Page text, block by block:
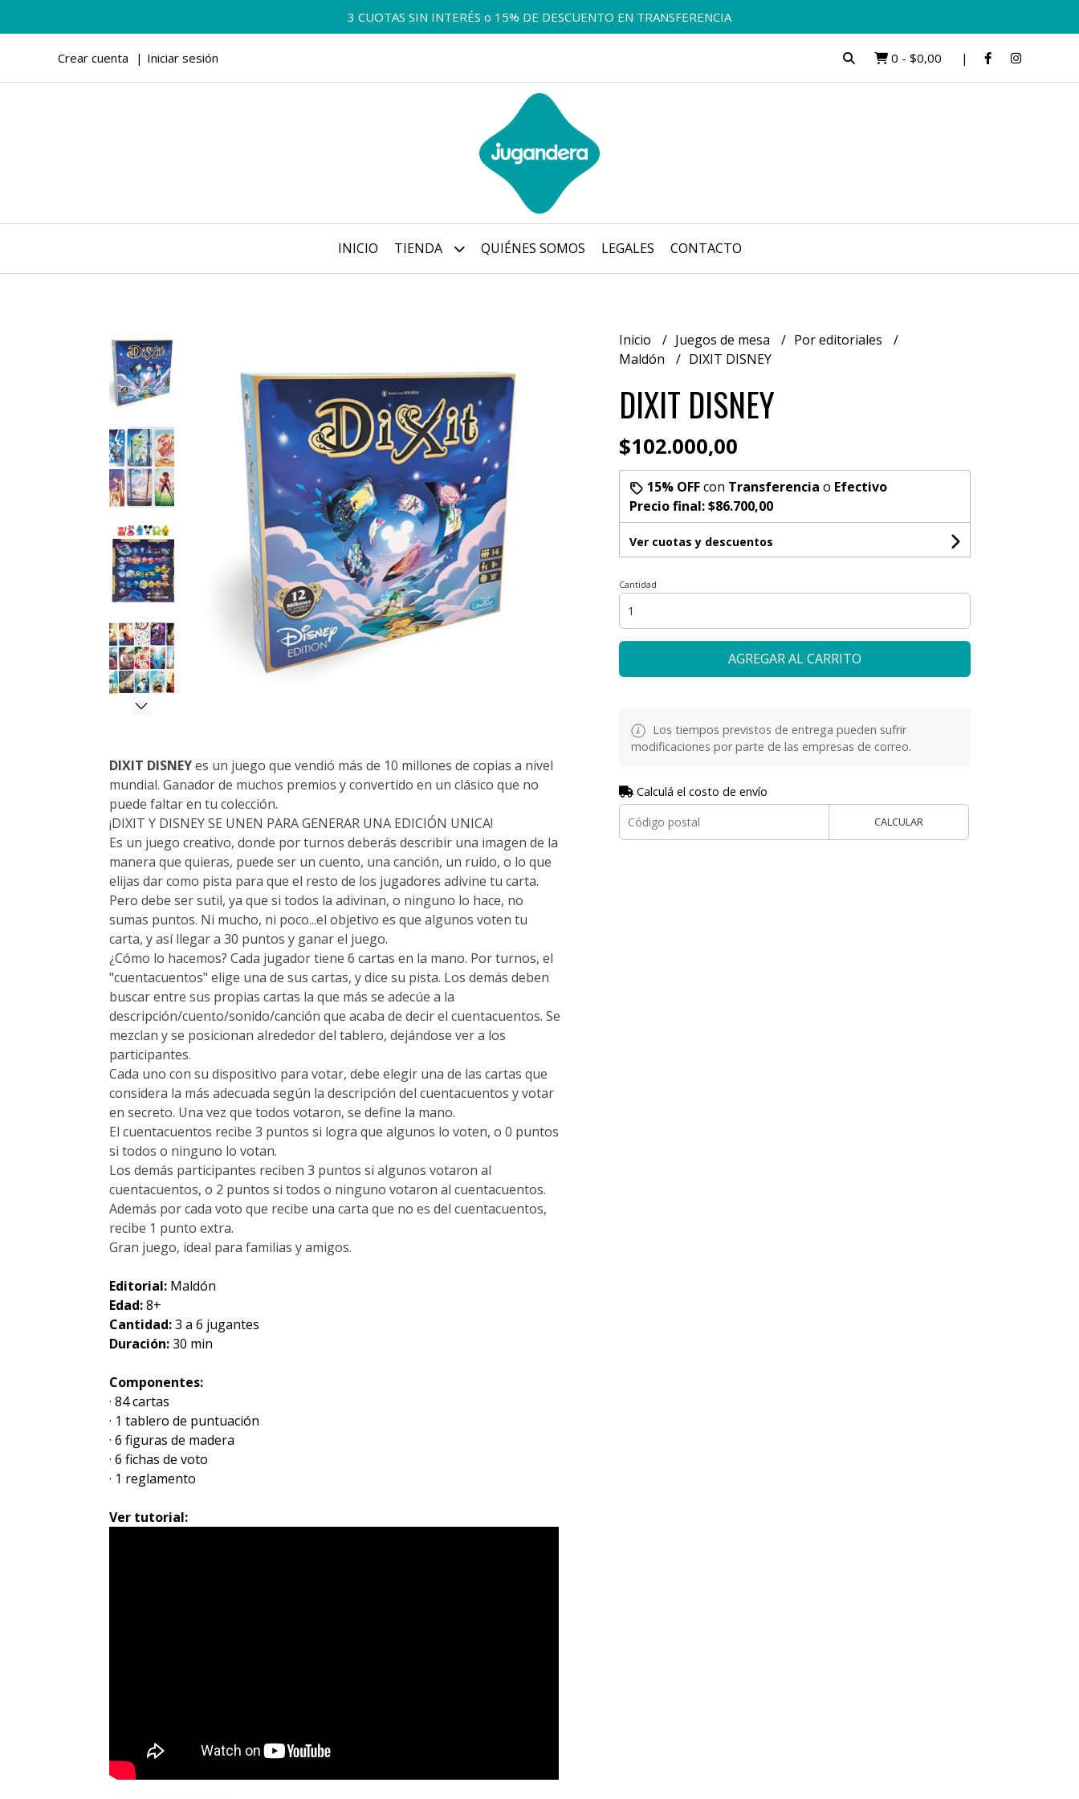
3 CUOTAS SIN INTERÉS o 15% DE DESCUENTO EN TRANSFERENCIA
Crear cuenta Iniciar sesión 0 - $0,00
INICIO TIENDA QUIÉNES SOMOS LEGALES CONTACTO
DIXIT DISNEYes un juego que vendió más de 10 millones de copias a nivel
mundial. Ganador de muchos premios y convertido en un clásico que no
puede faltar en tu colección.
¡DIXIT Y DISNEY SE UNEN PARA GENERAR UNA EDICIÓN UNICA!
Es un juego creativo, donde por turnos deberás describir una imagen de la
manera que quieras, puede ser un cuento, una canción, un ruido, o lo que
elijas dar como pista para que el resto de los jugadores adivine tu carta.
Pero debe ser sutil, ya que si todos la adivinan, o ninguno lo hace, no
sumas puntos. Ni mucho, ni poco...el objetivo es que algunos voten tu
carta, y así llegar a 30 puntos y ganar el juego.
¿Cómo lo hacemos? Cada jugador tiene 6 cartas en la mano. Por turnos, el
"cuentacuentos" elige una de sus cartas, y dice su pista. Los demás deben
buscar entre sus propias cartas la que más se adecúe a la
descripción/cuento/sonido/canción que acaba de decir el cuentacuentos. Se
mezclan y se posicionan alrededor del tablero, dejándose ver a los
participantes.
Cada uno con su dispositivo para votar, debe elegir una de las cartas que
considera la más adecuada según la descripción del cuentacuentos y votar
en secreto. Una vez que todos votaron, se define la mano.
El cuentacuentos recibe 3 puntos si logra que algunos lo voten, o 0 puntos
si todos o ninguno lo votan.
Los demás participantes reciben 3 puntos si algunos votaron al
cuentacuentos, o 2 puntos si todos o ninguno votaron al cuentacuentos.
Además por cada voto que recibe una carta que no es del cuentacuentos,
recibe 1 punto extra.
Gran juego, ideal para familias y amigos.
Editorial: Maldón
Edad:8+
Cantidad:3 a 6 jugantes
Duración:30 min
Componentes:
· 84 cartas
· 1 tablero de puntuación
· 6 figuras de madera
· 6 fichas de voto
· 1 reglamento
Ver tutorial:
Inicio Juegos de mesa
Por editoriales
Maldón
DIXIT DISNEY
DIXIT DISNEY
$102.000,00
15% OFFcon Transferencia o Efectivo
Precio final:$86.700,00
Ver cuotas y descuentos
Cantidad
AGREGAR AL CARRITO
Los tiempos previstos de entrega pueden sufrir
modificaciones por parte de las empresas de correo.
Calculá el costo de envío
CALCULAR